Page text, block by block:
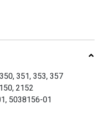
351, 353, 357
2152
5038156-01